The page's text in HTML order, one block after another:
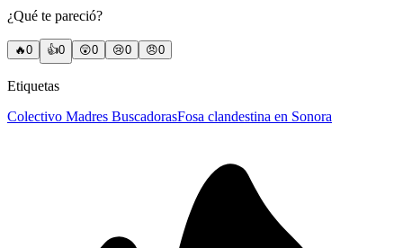
¿Qué te pareció?
🔥0 👍0 😲0 😢0 😠0
Etiquetas
Colectivo Madres BuscadorasFosa clandestina en Sonora